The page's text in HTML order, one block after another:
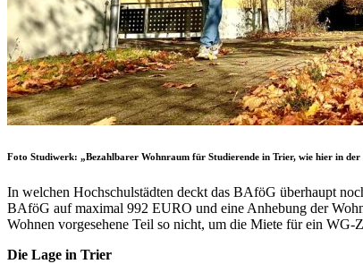
Foto Studiwerk: „Bezahlbarer Wohnraum für Studierende in Trier, wie hier in
In welchen Hochschulstädten deckt das BAföG überhaupt
BAföG auf maximal 992 EURO und eine Anhebung der
Wohnen vorgesehene Teil so nicht, um die Miete für ein WG-
Die Lage in Trier